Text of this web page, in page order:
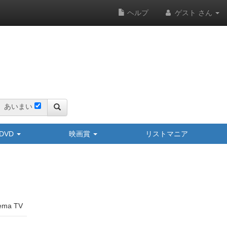
ヘルプ ゲスト さん
あいまい
映画賞 リストマニア
TV